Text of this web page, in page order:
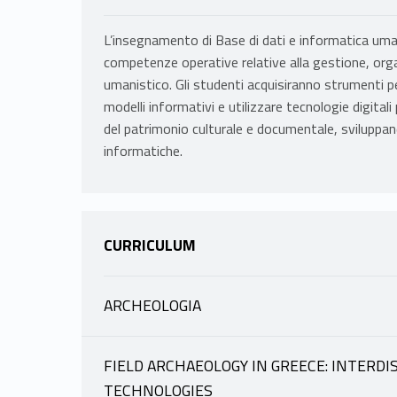
L’insegnamento di Base di dati e informatica
competenze operative relative alla gestione,
umanistico. Gli studenti acquisiranno strumenti
modelli informativi e utilizzare tecnologie digitali
del patrimonio culturale e documentale,
informatiche.
CURRICULUM
ARCHEOLOGIA
FIELD ARCHAEOLOGY IN GREECE:
TECHNOLOGIES